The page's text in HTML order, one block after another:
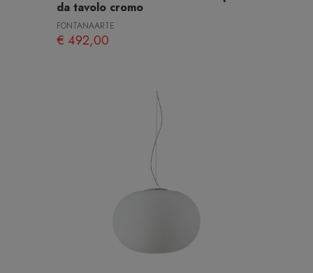
da tavolo cromo
FONTANAARTE
€ 492,00